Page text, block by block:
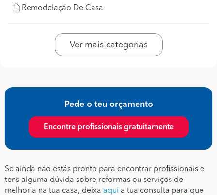
Remodelação De Casa
Ver mais categorias
Pede o teu orçamento
Encontre profissionais gratuitamente
Se ainda não estás pronto para encontrar profissionais e
tens alguma dúvida sobre reformas ou serviços de
melhoria na tua casa, deixa aqui a tua consulta para que